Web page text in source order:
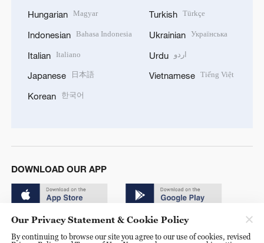
Hungarian Magyar
Indonesian Bahasa Indonesia
Italian Italiano
Japanese 日本語
Korean 한국어
Turkish Türkçe
Ukrainian Українська
Urdu اردو
Vietnamese Tiếng Việt
DOWNLOAD OUR APP
Our Privacy Statement & Cookie Policy
By continuing to browse our site you agree to our use of cookies, revised